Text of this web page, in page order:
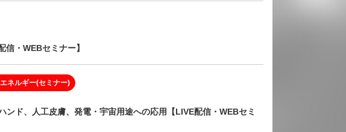
・WEBセミナー】
ネルギー(セミナー)
ド、人工皮膚、発電・宇宙用途への応用【LIVE配信・WEBセミ